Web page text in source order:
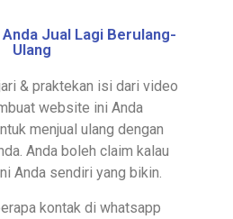
Anda Jual Lagi Berulang-
Ulang
& praktekan isi dari video
website ini Anda
menjual ulang dengan
Anda boleh claim kalau
Anda sendiri yang bikin.
kontak di whatsapp